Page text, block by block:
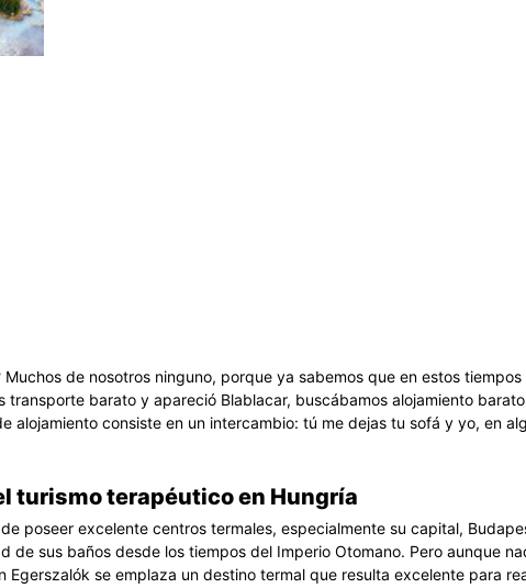
de nosotros ninguno, porque ya sabemos que en estos
transporte barato y apareció Blablacar, buscábamos alojamiento
alojamiento consiste en un intercambio: tú me dejas tu sofá y yo, en
turismo terapéutico en Hungría
poseer excelente centros termales, especialmente su capital,
de sus baños desde los tiempos del Imperio Otomano. Pero aunque
se emplaza un destino termal que resulta excelente para